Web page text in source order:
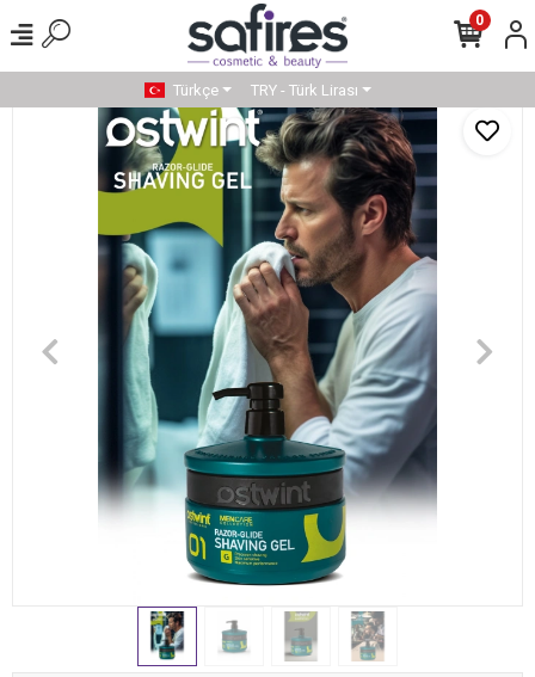
0
Türkçe TRY - Türk Lirası